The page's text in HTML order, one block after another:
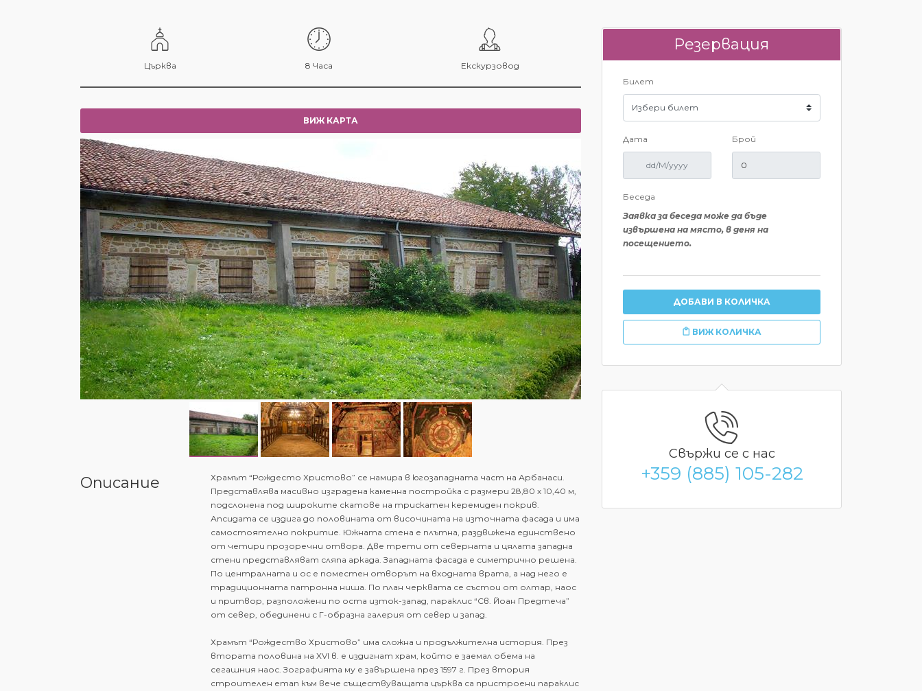
Църква 8 Часа Екскурзовод
ВИЖ КАРТА
Описание
Храмът “Рождесто Христово” се намира в югозападната част на Арбанаси.
Представлява масивно изградена каменна постройка с размери 28,80 х 10,40 м,
подслонена под широките скатове на трискатен керемиден покрив.
Апсидата се издига до половината от височината на източната фасада и има
самостоятелно покритие. Южната стена е плътна, раздвижена единствено
от четири прозоречни отвора. Две трети от северната и цялата западна
стени представляват сляпа аркада. Западната фасада е симетрично решена.
По централната и ос е поместен отворът на входната врата, а над него е
традиционната патронна ниша. По план черквата се състои от олтар, наос
и притвор, разположени по оста изток-запад, параклис “Св. Йоан Предтеча”
от север, обединени с Г-образна галерия от север и запад.
Храмът “Рождество Христово” има сложна и продължителна история. През
втората половина на XVI в. е издигнат храм, който е заемал обема на
сегашния наос. Зографията му е завършена през 1597 г. През втория
строителен етап към вече съществуващата църква са пристроени параклис
Резервация
Билет
Дата Брой
Беседа
Заявка за беседа може да бъде
извършена на място, в деня на
посещението.
ДОБАВИ В КОЛИЧКА
ВИЖ КОЛИЧКА
Свържи се с нас
+359 (885) 105-282